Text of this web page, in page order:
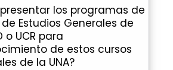
los programas de
Estudios Generales de
o UCR para
de estos cursos
de la UNA?